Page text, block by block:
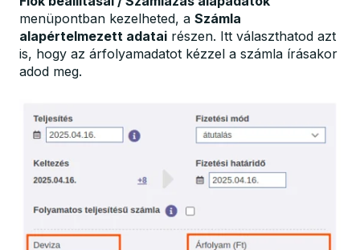
menüpontban kezelheted, a Számla
alapértelmezett adatai részen. Itt választhatod azt
is, hogy az árfolyamadatot kézzel a számla írásakor
adod meg.